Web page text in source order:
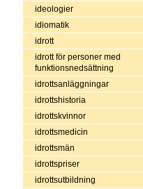
ideologier
idiomatik
idrott
idrott för personer med
funktionsnedsättning
idrottsanläggningar
idrottshistoria
idrottskvinnor
idrottsmedicin
idrottsmän
idrottspriser
idrottsutbildning